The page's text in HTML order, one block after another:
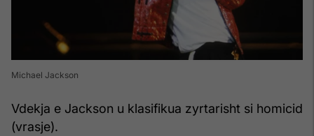
Michael Jackson
Vdekja e Jackson u klasifikua zyrtarisht si homicid
(vrasje).